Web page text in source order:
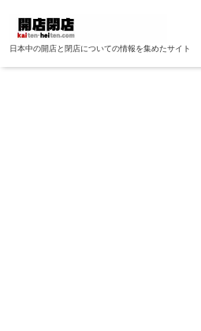
日本中の開店と閉店についての情報を集めたサイト